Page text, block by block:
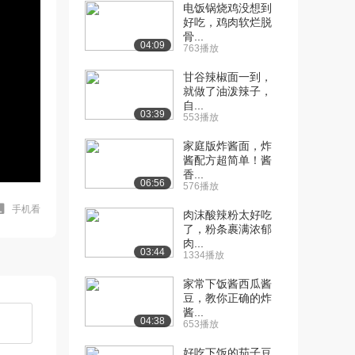
手机看
04:09
电饭锅烧鸡没想到
好吃，鸡肉软烂脱
骨...
763播放
03:39
甘谷辣椒面一到，
就做了油泼辣子，
自...
553播放
06:56
家庭版炸酱面，炸
酱配方超简单！酱
香...
576播放
03:44
肉沫酸辣粉太好吃
了，粉条裹满浓郁
肉...
1334播放
04:38
家常下饭酱西瓜酱
豆，教你正确的炸
酱...
653播放